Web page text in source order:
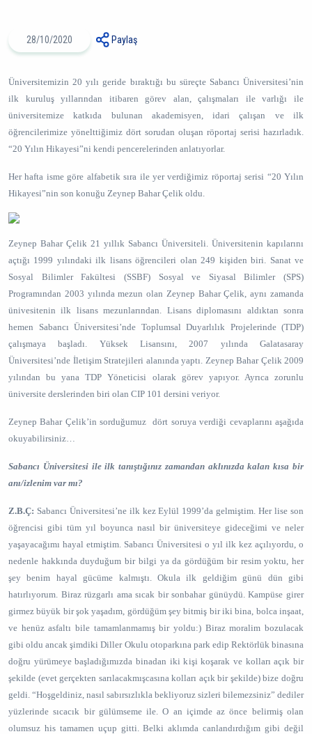
28/10/2020 Paylaş
Üniversitemizin 20 yılı geride bıraktığı bu süreçte Sabancı Üniversitesi’nin
ilk kuruluş yıllarından itibaren görev alan, çalışmaları ile varlığı ile
üniversitemize katkıda bulunan akademisyen, idari çalışan ve ilk
öğrencilerimize yönelttiğimiz dört sorudan oluşan röportaj serisi hazırladık.
“20 Yılın Hikayesi”ni kendi pencerelerinden anlatıyorlar.
Her hafta isme göre alfabetik sıra ile yer verdiğimiz röportaj serisi “20 Yılın
Hikayesi”nin son konuğu Zeynep Bahar Çelik oldu.
Zeynep Bahar Çelik 21 yıllık Sabancı Üniversiteli. Üniversitenin kapılarını
açtığı 1999 yılındaki ilk lisans öğrencileri olan 249 kişiden biri. Sanat ve
Sosyal Bilimler Fakültesi (SSBF) Sosyal ve Siyasal Bilimler (SPS)
Programından 2003 yılında mezun olan Zeynep Bahar Çelik, aynı zamanda
ünivesitenin ilk lisans mezunlarından. Lisans diplomasını aldıktan sonra
hemen Sabancı Üniversitesi’nde Toplumsal Duyarlılık Projelerinde (TDP)
çalışmaya başladı. Yüksek Lisansını, 2007 yılında Galatasaray
Üniversitesi’nde İletişim Stratejileri alanında yaptı. Zeynep Bahar Çelik 2009
yılından bu yana TDP Yöneticisi olarak görev yapıyor. Ayrıca zorunlu
üniversite derslerinden biri olan CIP 101 dersini veriyor.
Zeynep Bahar Çelik’in sorduğumuz dört soruya verdiği cevaplarını aşağıda
okuyabilirsiniz…
Sabancı Üniversitesi ile ilk tanıştığınız zamandan aklınızda kalan kısa bir
anı/izlenim var mı?
Z.B.Ç: Sabancı Üniversitesi’ne ilk kez Eylül 1999’da gelmiştim. Her lise son
öğrencisi gibi tüm yıl boyunca nasıl bir üniversiteye gideceğimi ve neler
yaşayacağımı hayal etmiştim. Sabancı Üniversitesi o yıl ilk kez açılıyordu, o
nedenle hakkında duyduğum bir bilgi ya da gördüğüm bir resim yoktu, her
şey benim hayal gücüme kalmıştı. Okula ilk geldiğim günü dün gibi
hatırlıyorum. Biraz rüzgarlı ama sıcak bir sonbahar günüydü. Kampüse girer
girmez büyük bir şok yaşadım, gördüğüm şey bitmiş bir iki bina, bolca inşaat,
ve henüz asfaltı bile tamamlanmamış bir yoldu:) Biraz moralim bozulacak
gibi oldu ancak şimdiki Diller Okulu otoparkına park edip Rektörlük binasına
doğru yürümeye başladığımızda binadan iki kişi koşarak ve kolları açık bir
şekilde (evet gerçekten sarılacakmışcasına kolları açık bir şekilde) bize doğru
geldi. “Hoşgeldiniz, nasıl sabırsızlıkla bekliyoruz sizleri bilemezsiniz” dediler
yüzlerinde sıcacık bir gülümseme ile. O an içimde az önce belirmiş olan
olumsuz his tamamen uçup gitti. Belki aklımda canlandırdığım gibi değil